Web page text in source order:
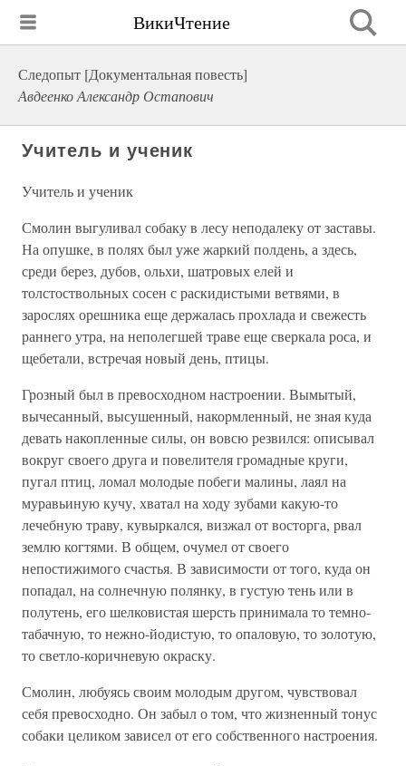
ВикиЧтение
Следопыт [Документальная повесть]
Авдеенко Александр Остапович
Учитель и ученик
Учитель и ученик
Смолин выгуливал собаку в лесу неподалеку от заставы.
На опушке, в полях был уже жаркий полдень, а здесь,
среди берез, дубов, ольхи, шатровых елей и
толстоствольных сосен с раскидистыми ветвями, в
зарослях орешника еще держалась прохлада и свежесть
раннего утра, на неполегшей траве еще сверкала роса, и
щебетали, встречая новый день, птицы.
Грозный был в превосходном настроении. Вымытый,
вычесанный, высушенный, накормленный, не зная куда
девать накопленные силы, он вовсю резвился: описывал
вокруг своего друга и повелителя громадные круги,
пугал птиц, ломал молодые побеги малины, лаял на
муравьиную кучу, хватал на ходу зубами какую-то
лечебную траву, кувыркался, визжал от восторга, рвал
землю когтями. В общем, очумел от своего
непостижимого счастья. В зависимости от того, куда он
попадал, на солнечную полянку, в густую тень или в
полутень, его шелковистая шерсть принимала то темно-
табачную, то нежно-йодистую, то опаловую, то золотую,
то светло-коричневую окраску.
Смолин, любуясь своим молодым другом, чувствовал
себя превосходно. Он забыл о том, что жизненный тонус
собаки целиком зависел от его собственного настроения.